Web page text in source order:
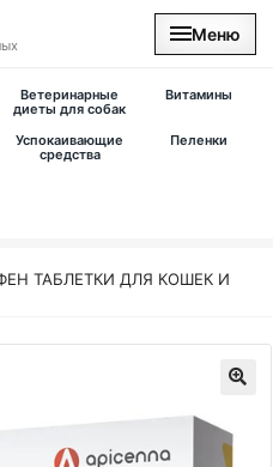
Меню
Ветеринарные
диеты для собак
Витамины
Успокаивающие
средства
Пеленки
ТАБЛЕТКИ ДЛЯ КОШЕК И